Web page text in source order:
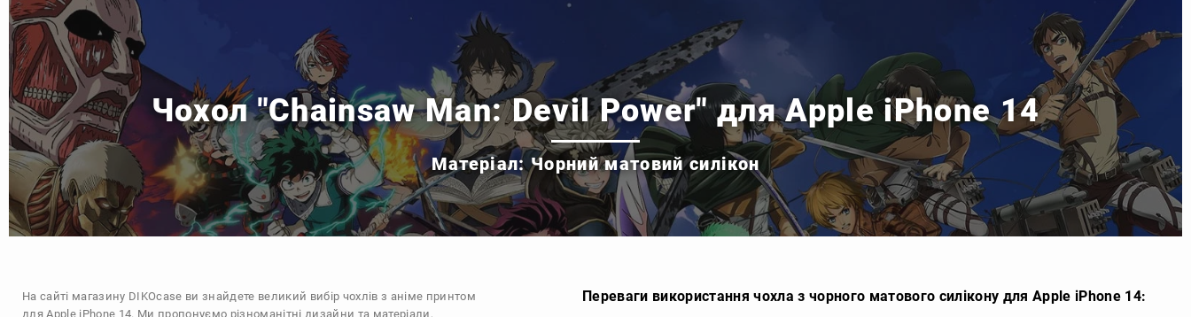
Чохол "Chainsaw Man: Devil Power" для Apple iPhone 14
Матеріал: Чорний матовий силікон
На сайті магазину DIKOcase ви знайдете великий вибір чохлів з аніме принтом
для Apple iPhone 14. Ми пропонуємо різноманітні дизайни та матеріали,
Переваги використання чохла з чорного матового силікону для Apple iPhone 14: